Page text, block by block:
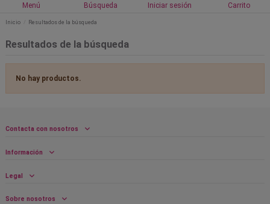
Menú Búsqueda Iniciar sesión Carrito
Inicio Resultados de la búsqueda
Resultados de la búsqueda
No hay productos.
Contacta con nosotros
Información
Legal
Sobre nosotros